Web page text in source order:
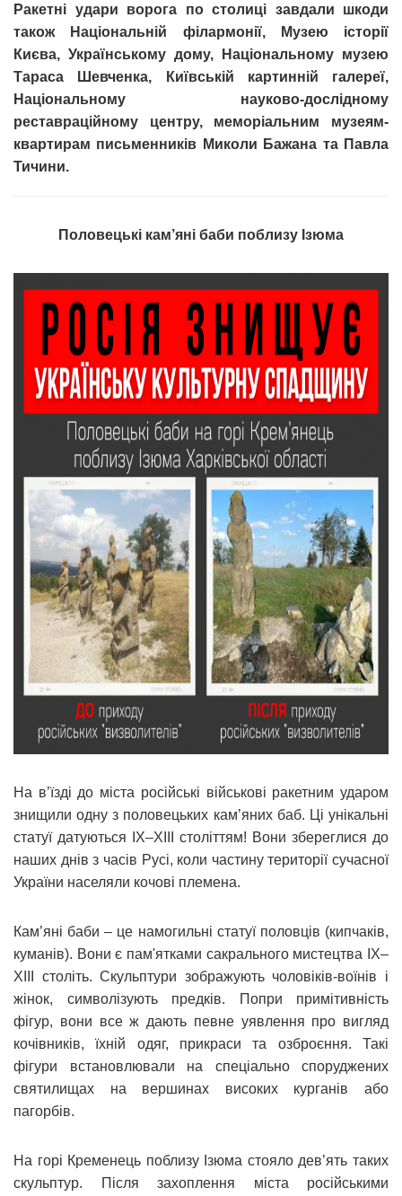
Ракетні удари ворога по столиці завдали шкоди
також Національній філармонії, Музею історії
Києва, Українському дому, Національному музею
Тараса Шевченка, Київській картинній галереї,
Національному науково-дослідному
реставраційному центру, меморіальним музеям-
квартирам письменників Миколи Бажана та Павла
Тичини.
Половецькі кам’яні баби поблизу Ізюма
На в’їзді до міста російські військові ракетним ударом
знищили одну з половецьких кам’яних баб. Ці унікальні
статуї датуються IX–XIII століттям! Вони збереглися до
наших днів з часів Русі, коли частину території сучасної
України населяли кочові племена.
Кам’яні баби – це намогильні статуї половців (кипчаків,
куманів). Вони є пам'ятками сакрального мистецтва IX–
XIII століть. Скульптури зображують чоловіків-воїнів і
жінок, символізують предків. Попри примітивність
фігур, вони все ж дають певне уявлення про вигляд
кочівників, їхній одяг, прикраси та озброєння. Такі
фігури встановлювали на спеціально споруджених
святилищах на вершинах високих курганів або
пагорбів.
На горі Кременець поблизу Ізюма стояло дев’ять таких
скульптур. Після захоплення міста російськими